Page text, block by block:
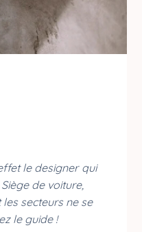
le designer qui
de voiture,
secteurs ne se
le guide !